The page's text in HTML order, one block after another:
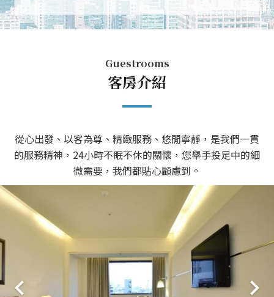
Guestrooms
客房介紹
從心出發、以客為尊、精緻服務、悠閒寧靜，是我們一貫
的服務精神，24小時不眠不休的關懷，您舉手投足中的細
微需要，我們都貼心顧慮到。